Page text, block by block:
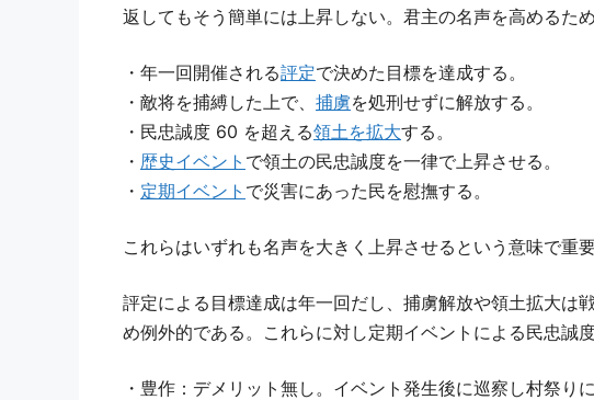
返してもそう簡単には上昇しない。君主の名声を高めるた
・年一回開催される評定で決めた目標を達成する。
・敵将を捕縛した上で、 捕虜を処刑せずに解放する。
・民忠誠度 60 を超える領土を拡大する。
・ 歴史イベント で領土の民忠誠度を一律で上昇させる。
・ 定期イベント で災害にあった民を慰撫する。
これらはいずれも名声を大きく上昇させるという意味で重要
評定による目標達成は年一回だし、捕虜解放や領土拡大は
め例外的である。これらに対し定期イベントによる民忠誠
・豊作：デメリット無し。イベント発生後に巡察し村祭